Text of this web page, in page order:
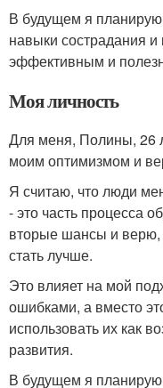
В будущем я
навыки сострадания
эффективным и
Моя личность
Для меня, Полины, 26
моим оптимизмом и
Я считаю, что люди
- это часть процесса
вторые шансы и верю,
стать лучше.
Это влияет на мой
ошибками, а вместо
использовать их как
развития.
В будущем я